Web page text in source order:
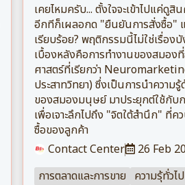
เคยไหมครับ... ตั้งใจจะเข้าไปแค่ดูสิ
อีกทีก็เผลอกด "ยืนยันการสั่งซื้อ" แ
เรียบร้อย? พฤติกรรมนี้ไม่ใช่เรื่อง
เบื้องหลังคือการทำงานของสมอง
ศาสตร์ที่เรียกว่า
ประสาทวิทยา) ซึ่งเป็นการนำความ
ของสมองมนุษย์ มาประยุกต์ใช้กับก
เพื่อเจาะลึกไปถึง "จิตใต้สำนึก" ที่
ซื้อของลูกค้า
Contact Center
26 Feb
การตลาดและการขาย ความรุ้ทั่วไป